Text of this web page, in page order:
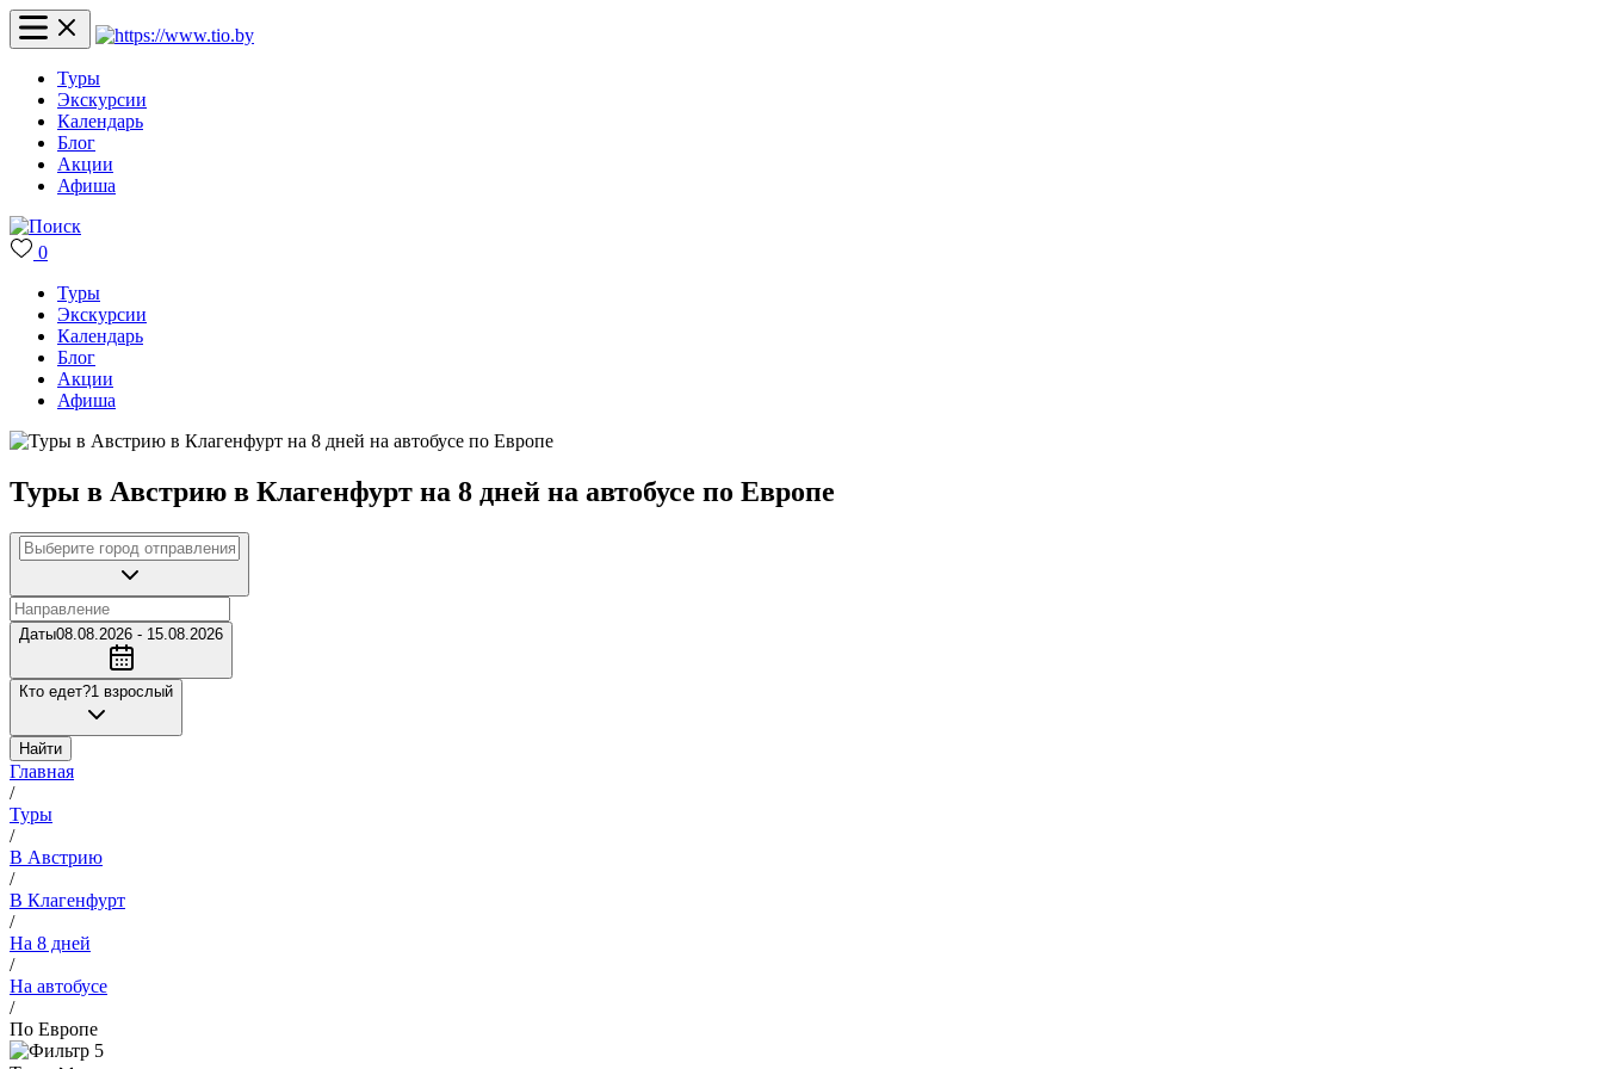
Туры
Экскурсии
Календарь
Блог
Акции
Афиша
0
Туры
Экскурсии
Календарь
Блог
Акции
Афиша
Туры в Австрию в Клагенфурт на 8 дней на автобусе по Европе
Даты08.08.2026 - 15.08.2026
Кто едет?1 взрослый
Найти
Главная
/
Туры
/
В Австрию
/
В Клагенфурт
/
На 8 дней
/
На автобусе
/
По Европе
5